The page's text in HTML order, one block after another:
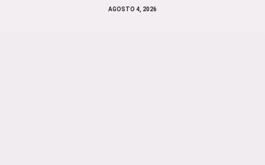
AGOSTO 4, 2026